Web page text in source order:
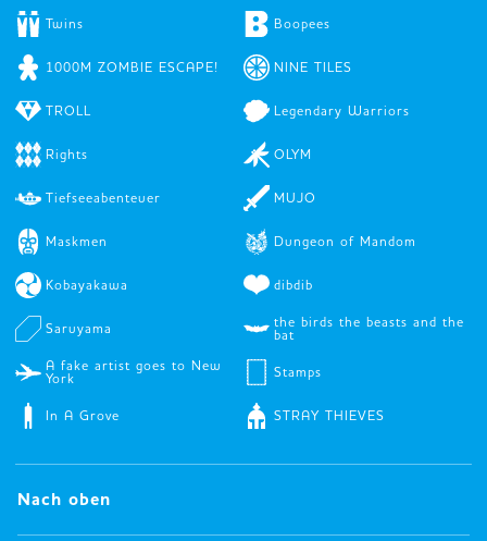
Twins Boopees
1000M ZOMBIE ESCAPE! NINE TILES
TROLL Legendary Warriors
Rights OLYM
Tiefseeabenteuer MUJO
Maskmen Dungeon of Mandom
Kobayakawa dibdib
Saruyama
the birds the beasts and the
bat
A fake artist goes to New
York
Stamps
In A Grove STRAY THIEVES
Nach oben